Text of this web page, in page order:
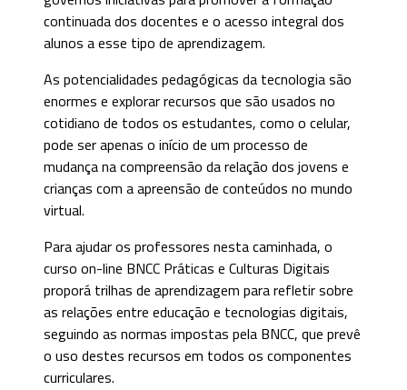
continuada dos docentes e o acesso integral dos
alunos a esse tipo de aprendizagem.
As potencialidades pedagógicas da tecnologia são
enormes e explorar recursos que são usados no
cotidiano de todos os estudantes, como o celular,
pode ser apenas o início de um processo de
mudança na compreensão da relação dos jovens e
crianças com a apreensão de conteúdos no mundo
virtual.
Para ajudar os professores nesta caminhada, o
curso on-line BNCC Práticas e Culturas Digitais
proporá trilhas de aprendizagem para refletir sobre
as relações entre educação e tecnologias digitais,
seguindo as normas impostas pela BNCC, que prevê
o uso destes recursos em todos os componentes
curriculares.